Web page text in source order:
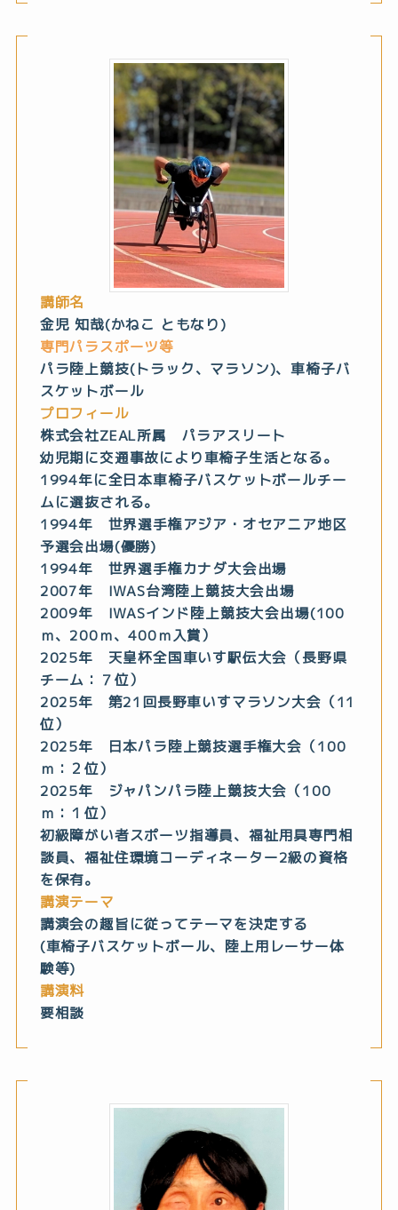
講師名
金児 知哉(かねこ ともなり)
専門パラスポーツ等
パラ陸上競技(トラック、マラソン)、車椅子バ
スケットボール
プロフィール
株式会社ZEAL所属 パラアスリート
幼児期に交通事故により車椅子生活となる。
1994年に全日本車椅子バスケットボールチー
ムに選抜される。
1994年 世界選手権アジア・オセアニア地区
予選会出場(優勝)
1994年 世界選手権カナダ大会出場
2007年 IWAS台湾陸上競技大会出場
2009年 IWASインド陸上競技大会出場(100
ｍ、200ｍ、400ｍ入賞）
2025年 天皇杯全国車いす駅伝大会（長野県
チーム：７位）
2025年 第21回長野車いすマラソン大会（11
位）
2025年 日本パラ陸上競技選手権大会（100
ｍ：２位）
2025年 ジャパンパラ陸上競技大会（100
ｍ：１位）
初級障がい者スポーツ指導員、福祉用具専門相
談員、福祉住環境コーディネーター2級の資格
を保有。
講演テーマ
講演会の趣旨に従ってテーマを決定する
(車椅子バスケットボール、陸上用レーサー体
験等)
講演料
要相談